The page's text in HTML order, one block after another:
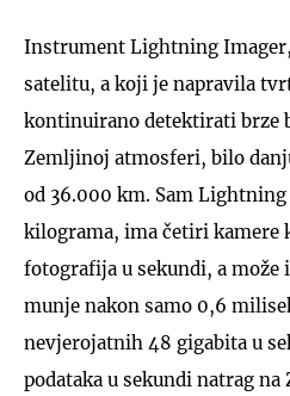
Instrument Lightning
satelitu, a koji je napravila
kontinuirano detektirati brze
Zemljinoj atmosferi, bilo
od 36.000 km. Sam Lightning
kilograma, ima četiri kamere
fotografija u sekundi, a
munje nakon samo 0,6
nevjerojatnih 48 gigabita u
podataka u sekundi natrag